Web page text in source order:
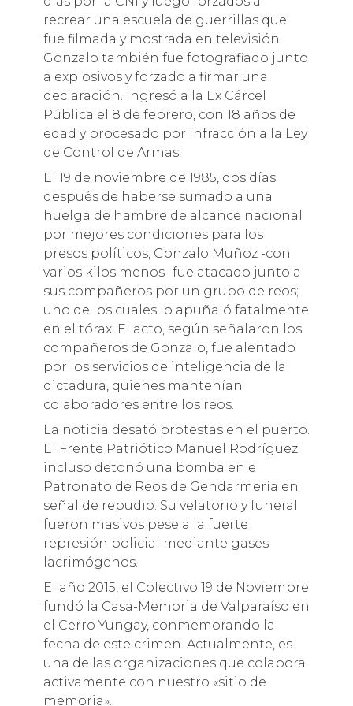
recrear una escuela de guerrillas que
fue filmada y mostrada en televisión.
Gonzalo también fue fotografiado junto
a explosivos y forzado a firmar una
declaración. Ingresó a la Ex Cárcel
Pública el 8 de febrero, con 18 años de
edad y procesado por infracción a la Ley
de Control de Armas.
El 19 de noviembre de 1985, dos días
después de haberse sumado a una
huelga de hambre de alcance nacional
por mejores condiciones para los
presos políticos, Gonzalo Muñoz -con
varios kilos menos- fue atacado junto a
sus compañeros por un grupo de reos;
uno de los cuales lo apuñaló fatalmente
en el tórax. El acto, según señalaron los
compañeros de Gonzalo, fue alentado
por los servicios de inteligencia de la
dictadura, quienes mantenían
colaboradores entre los reos.
La noticia desató protestas en el puerto.
El Frente Patriótico Manuel Rodríguez
incluso detonó una bomba en el
Patronato de Reos de Gendarmería en
señal de repudio. Su velatorio y funeral
fueron masivos pese a la fuerte
represión policial mediante gases
lacrimógenos.
El año 2015, el Colectivo 19 de Noviembre
fundó la Casa-Memoria de Valparaíso en
el Cerro Yungay, conmemorando la
fecha de este crimen. Actualmente, es
una de las organizaciones que colabora
activamente con nuestro «sitio de
memoria».